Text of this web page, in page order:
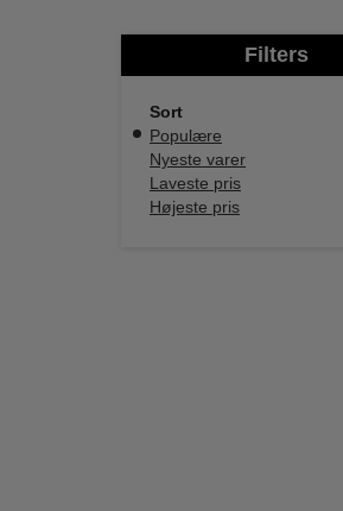
Filters
Sort
Populære
Nyeste varer
Laveste pris
Højeste pris